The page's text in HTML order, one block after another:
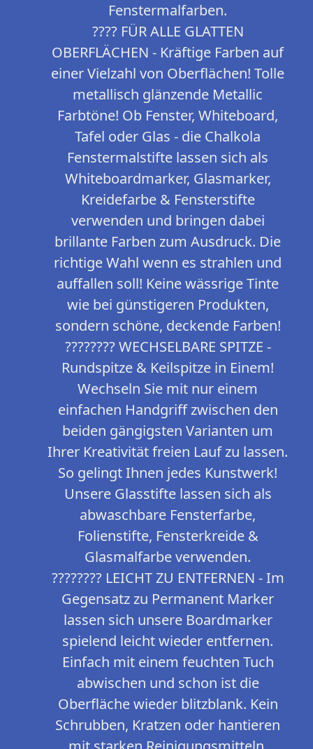
Fenstermalfarben.
????️ FÜR ALLE GLATTEN
OBERFLÄCHEN - Kräftige Farben auf
einer Vielzahl von Oberflächen! Tolle
metallisch glänzende Metallic
Farbtöne! Ob Fenster, Whiteboard,
Tafel oder Glas - die Chalkola
Fenstermalstifte lassen sich als
Whiteboardmarker, Glasmarker,
Kreidefarbe & Fensterstifte
verwenden und bringen dabei
brillante Farben zum Ausdruck. Die
richtige Wahl wenn es strahlen und
auffallen soll! Keine wässrige Tinte
wie bei günstigeren Produkten,
sondern schöne, deckende Farben!
????‍???? WECHSELBARE SPITZE -
Rundspitze & Keilspitze in Einem!
Wechseln Sie mit nur einem
einfachen Handgriff zwischen den
beiden gängigsten Varianten um
Ihrer Kreativität freien Lauf zu lassen.
So gelingt Ihnen jedes Kunstwerk!
Unsere Glasstifte lassen sich als
abwaschbare Fensterfarbe,
Folienstifte, Fensterkreide &
Glasmalfarbe verwenden.
????‍???? LEICHT ZU ENTFERNEN - Im
Gegensatz zu Permanent Marker
lassen sich unsere Boardmarker
spielend leicht wieder entfernen.
Einfach mit einem feuchten Tuch
abwischen und schon ist die
Oberfläche wieder blitzblank. Kein
Schrubben, Kratzen oder hantieren